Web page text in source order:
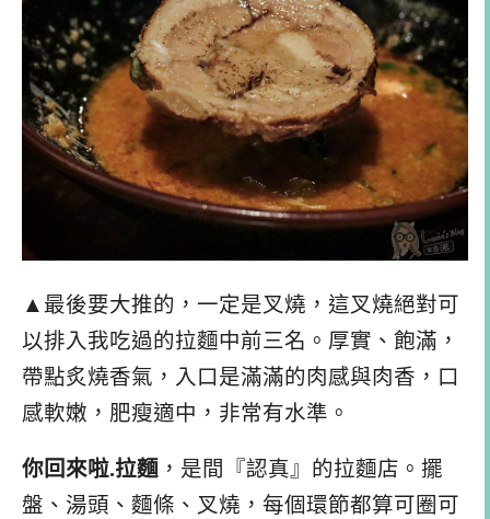
▲最後要大推的，一定是叉燒，這叉燒絕對可
以排入我吃過的拉麵中前三名。厚實、飽滿，
帶點炙燒香氣，入口是滿滿的肉感與肉香，口
感軟嫩，肥瘦適中，非常有水準。
你回來啦.拉麵 ，是間『認真』的拉麵店。擺
盤、湯頭、麵條、叉燒，每個環節都算可圈可